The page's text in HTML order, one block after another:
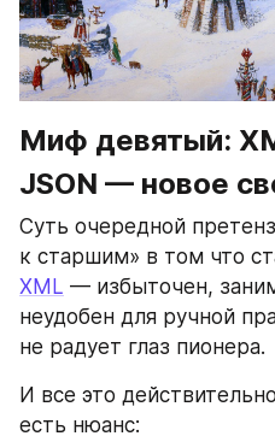
Миф девятый:
JSON — новое
Суть очередной
XML — избыточен,
неудобен для ручной
не радует глаз пионера.
И все это
есть нюанс: